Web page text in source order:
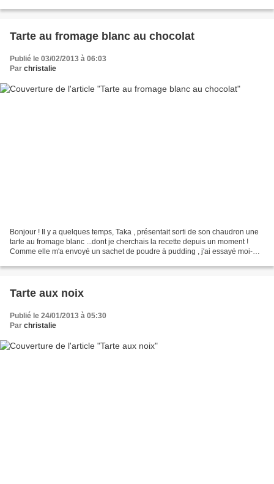
Tarte au fromage blanc au chocolat
Publié le 03/02/2013 à 06:03
Par christalie
Bonjour ! Il y a quelques temps, Taka , présentait sorti de son chaudron une
tarte au fromage blanc ...dont je cherchais la recette depuis un moment !
Comme elle m'a envoyé un sachet de poudre à pudding , j'ai essayé moi-
Tarte aux noix
Publié le 24/01/2013 à 05:30
Par christalie